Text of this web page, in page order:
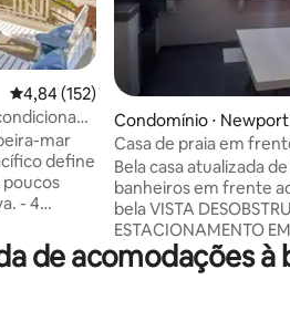
4,84 de uma avaliação média de 5,
4,84 (152)
mar
define
poucos
4
a praia e
-
Condomínio ⋅ Newport
h
Casa de praia em
Bela casa atualizada
banheiros em frente
bela VISTA
ESTACIONAMENTO
PÁTIO EM FRENTE AO
acomodação inclui 2
de acomodações à